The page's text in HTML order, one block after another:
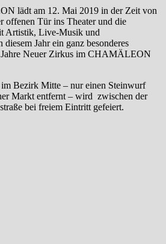
lädt am 12. Mai 2019 in der Zeit von
offenen Tür ins Theater und die
Artistik, Live-Musik und
Jahr ein ganz besonderes
Jahre Neuer Zirkus im CHAMÄLEON
Bezirk Mitte – nur einen Steinwurf
Markt entfernt – wird zwischen der
bei freiem Eintritt gefeiert.